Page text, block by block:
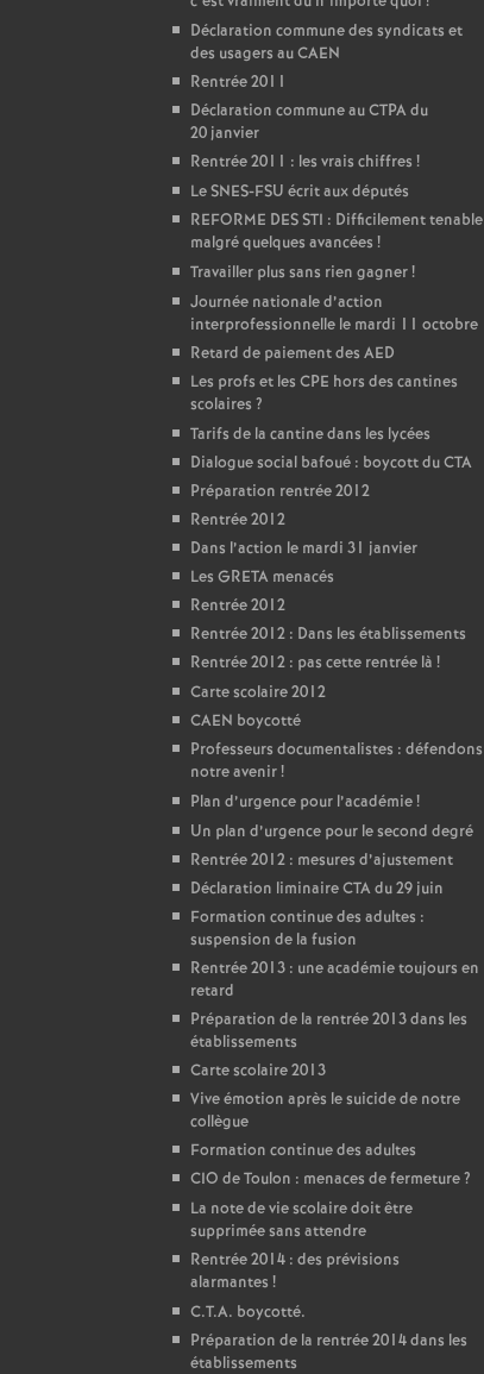
Déclaration commune des syndicats et
des usagers au CAEN
Rentrée 2011
Déclaration commune au CTPA du
20 janvier
Rentrée 2011 : les vrais chiffres !
Le SNES-FSU écrit aux députés
REFORME DES STI : Difficilement tenable
malgré quelques avancées !
Travailler plus sans rien gagner!
Journée nationale d’action
interprofessionnelle le mardi 11 octobre
Retard de paiement des AED
Les profs et les CPE hors des cantines
scolaires ?
Tarifs de la cantine dans les lycées
Dialogue social bafoué : boycott du CTA
Préparation rentrée 2012
Rentrée 2012
Dans l’action le mardi 31 janvier
Les GRETA menacés
Rentrée 2012
Rentrée 2012 : Dans les établissements
Rentrée 2012 : pas cette rentrée là !
Carte scolaire 2012
CAEN boycotté
Professeurs documentalistes : défendons
notre avenir!
Plan d’urgence pour l’académie!
Un plan d’urgence pour le second degré
Rentrée 2012 : mesures d’ajustement
Déclaration liminaire CTA du 29 juin
Formation continue des adultes :
suspension de la fusion
Rentrée 2013 : une académie toujours en
retard
Préparation de la rentrée 2013 dans les
établissements
Carte scolaire 2013
Vive émotion après le suicide de notre
collègue
Formation continue des adultes
CIO de Toulon : menaces de fermeture?
La note de vie scolaire doit être
supprimée sans attendre
Rentrée 2014 : des prévisions
alarmantes !
C.T.A. boycotté.
Préparation de la rentrée 2014 dans les
établissements